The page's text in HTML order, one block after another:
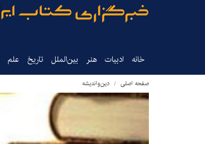
خانه ادبیات هنر بین‌الملل تاریخ‌ علم
صفحه اصلی دین‌واندیشه